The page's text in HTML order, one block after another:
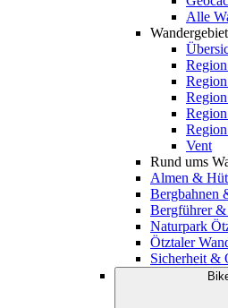
Alle
Vent
Rund ums
Almen &
Bergbahnen
Bergführer &
Naturpark
Ötztaler
Sicherheit &